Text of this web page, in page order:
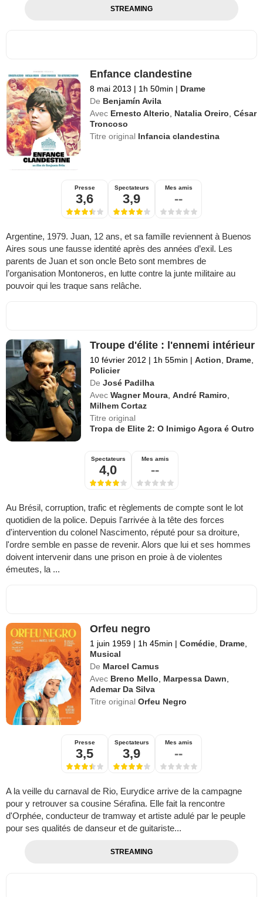
STREAMING
Enfance clandestine
8 mai 2013 | 1h 50min | Drame
De Benjamín Avila
Avec Ernesto Alterio, Natalia Oreiro,César
Troncoso
Titre original Infancia clandestina
Presse
3,6
Spectateurs
3,9
Mes amis
--
Argentine, 1979. Juan, 12 ans, et sa famille reviennent à Buenos
Aires sous une fausse identité après des années d’exil. Les
parents de Juan et son oncle Beto sont membres de
l’organisation Montoneros, en lutte contre la junte militaire au
pouvoir qui les traque sans relâche.
Troupe d'élite : l'ennemi intérieur
10 février 2012 | 1h 55min | Action, Drame,
Policier
De José Padilha
Avec Wagner Moura,André Ramiro,
Milhem Cortaz
Titre original
Tropa de Elite 2: O Inimigo Agora é Outro
Spectateurs
4,0
Mes amis
--
Au Brésil, corruption, trafic et règlements de compte sont le lot
quotidien de la police. Depuis l'arrivée à la tête des forces
d'intervention du colonel Nascimento, réputé pour sa droiture,
l'ordre semble en passe de revenir. Alors que lui et ses hommes
doivent intervenir dans une prison en proie à de violentes
émeutes, la ...
Orfeu negro
1 juin 1959 | 1h 45min | Comédie, Drame,
Musical
De Marcel Camus
Avec Breno Mello, Marpessa Dawn,
Ademar Da Silva
Titre originalOrfeu Negro
Presse
3,5
Spectateurs
3,9
Mes amis
--
A la veille du carnaval de Rio, Eurydice arrive de la campagne
pour y retrouver sa cousine Sérafina. Elle fait la rencontre
d'Orphée, conducteur de tramway et artiste adulé par le peuple
pour ses qualités de danseur et de guitariste...
STREAMING